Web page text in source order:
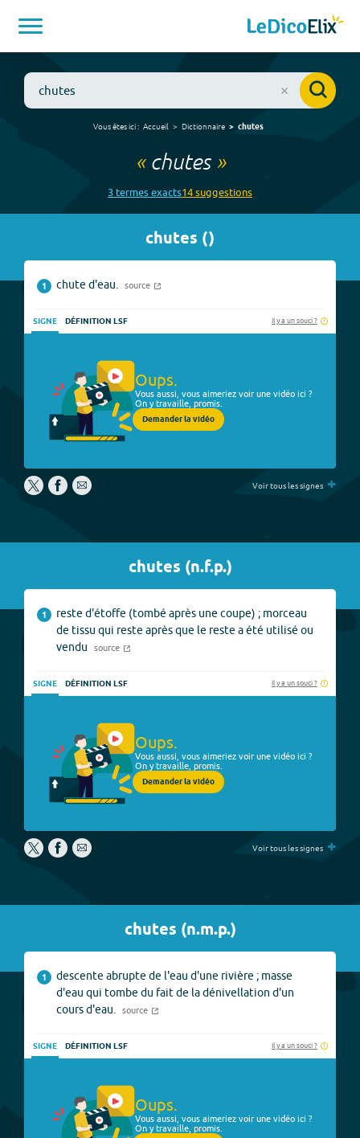
Vous êtes ici : Accueil Dictionnaire chutes
« chutes»
3 termesexacts14suggestions
chutes ()
1 chute d'eau. source
SIGNE DÉFINITION LSF Il y a un souci ?
Oups.
Vous aussi, vous aimeriez voir une vidéo ici ?
On y travaille, promis.
Demander la vidéo
Voir tous les signes +
chutes (n.f.p.)
1
reste d'étoffe (tombé après une coupe) ; morceau
de tissu qui reste après que le reste a été utilisé ou
vendu
source
SIGNE DÉFINITION LSF Il y a un souci ?
Oups.
Vous aussi, vous aimeriez voir une vidéo ici ?
On y travaille, promis.
Demander la vidéo
Voir tous les signes +
chutes (n.m.p.)
1
descente abrupte de l'eau d'une rivière ; masse
d'eau qui tombe du fait de la dénivellation d'un
cours d'eau.
source
SIGNE DÉFINITION LSF Il y a un souci ?
Oups.
Vous aussi, vous aimeriez voir une vidéo ici ?
On y travaille, promis.